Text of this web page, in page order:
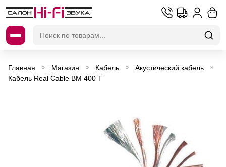
Главная » Магазин » Кабель » Акустический кабель »
Кабель Real Cable BM 400 T